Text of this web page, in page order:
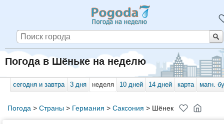
Погода в Шёньке на неделю
сегодня и завтра 3 дня неделя 10 дней 14 дней карта магн.
Погода > Страны> Германия > Саксония > Шёнек